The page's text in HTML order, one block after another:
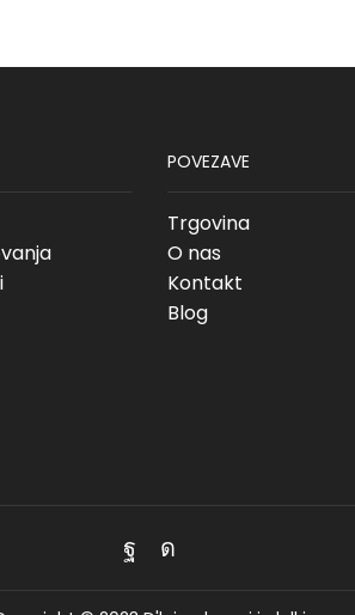
POVEZAVE
Trgovina
O nas
Kontakt
Blog
Facebook
Instagram